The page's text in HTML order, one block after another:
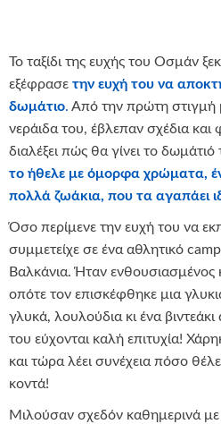
Το ταξίδι της ευχής του Οσμάν
εξέφρασε την ευχή του να
δωμάτιο. Από την πρώτη στιγμή
νεράιδα του, έβλεπαν σχέδια
διαλέξει πώς θα γίνει το δωμάτιό
το ήθελε με όμορφα χρώματα,
πολλά ζωάκια, που τα αγαπάει
Όσο περίμενε την ευχή του να
συμμετείχε σε ένα αθλητικό
Βαλκάνια. Ήταν
οπότε τον επισκέφθηκε μια
γλυκά, λουλούδια κι ένα βιντεάκι
του εύχονται καλή επιτυχία!
και τώρα λέει συνέχεια πόσο
κοντά!
Μιλούσαν σχεδόν καθημερινά με